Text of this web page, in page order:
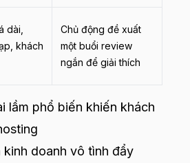
dài,
khách
Chủ động đề xuất
một buổi review
ngắn để giải thích
lầm phổ biến khiến khách
kinh doanh vô tình đẩy